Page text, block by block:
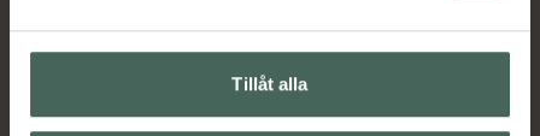
Tillåt alla
Vanliga frågor
Leverans, betalning och retur